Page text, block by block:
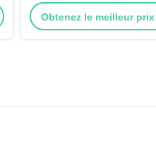
boîte-cadeau
Obtenez le meilleur prix